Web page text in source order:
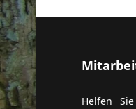
Helfen
anzeigen